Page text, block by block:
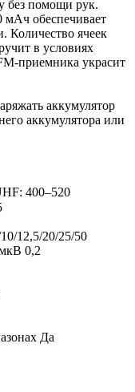
без помощи рук.
мАч обеспечивает
Количество ячеек
в условиях
приемника украсит
аккумулятор
аккумулятора или
400–520
12,5/20/25/50
0,2
Да